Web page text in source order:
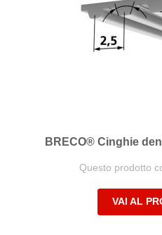
BRECO® Cinghie
Questo prodotto
VAI AL